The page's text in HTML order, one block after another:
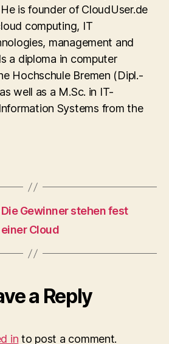
is founder of CloudUser.de
computing, IT
management and
a diploma in computer
Hochschule Bremen (Dipl.-
well as a M.Sc. in IT-
Systems from the
Die Gewinner stehen fest
Cloud
a Reply
in to post a comment.